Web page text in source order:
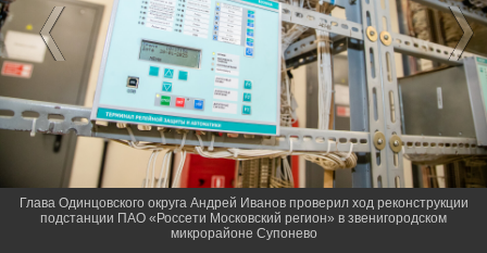
Глава Одинцовского округа Андрей Иванов проверил ход реконструкции
подстанции ПАО «Россети Московский регион» в звенигородском
микрорайоне Супонево